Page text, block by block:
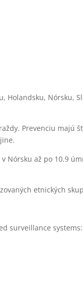
Nórsku,
Prevenciu majú
Nórsku až po 10.9
etnických
surveillance